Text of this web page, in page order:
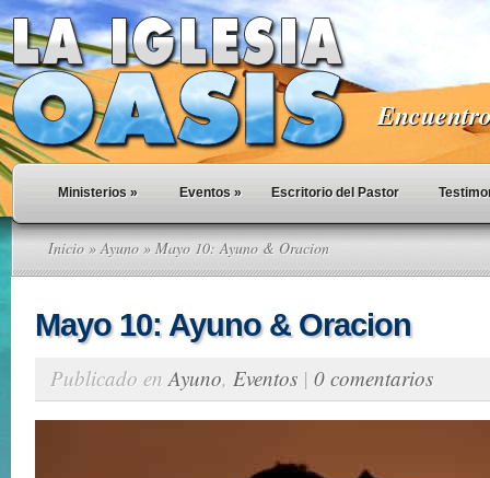
Ministerios » Eventos » Escritorio del Pastor
Inicio »Ayuno » Mayo 10: Ayuno & Oracion
Mayo 10: Ayuno & Oracion
Publicado enAyuno, Eventos | 0 comentarios